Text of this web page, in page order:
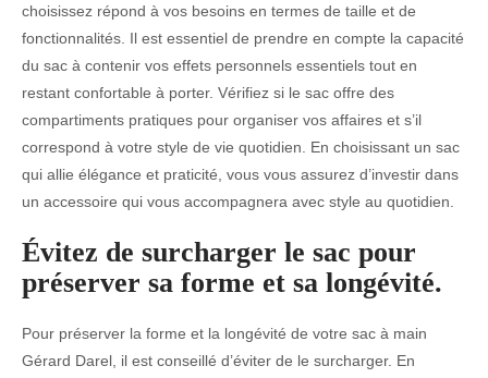
choisissez répond à vos besoins en termes de taille et de
fonctionnalités. Il est essentiel de prendre en compte la capacité
du sac à contenir vos effets personnels essentiels tout en
restant confortable à porter. Vérifiez si le sac offre des
compartiments pratiques pour organiser vos affaires et s’il
correspond à votre style de vie quotidien. En choisissant un sac
qui allie élégance et praticité, vous vous assurez d’investir dans
un accessoire qui vous accompagnera avec style au quotidien.
Évitez de surcharger le sac pour
préserver sa forme et sa longévité.
Pour préserver la forme et la longévité de votre sac à main
Gérard Darel, il est conseillé d’éviter de le surcharger. En